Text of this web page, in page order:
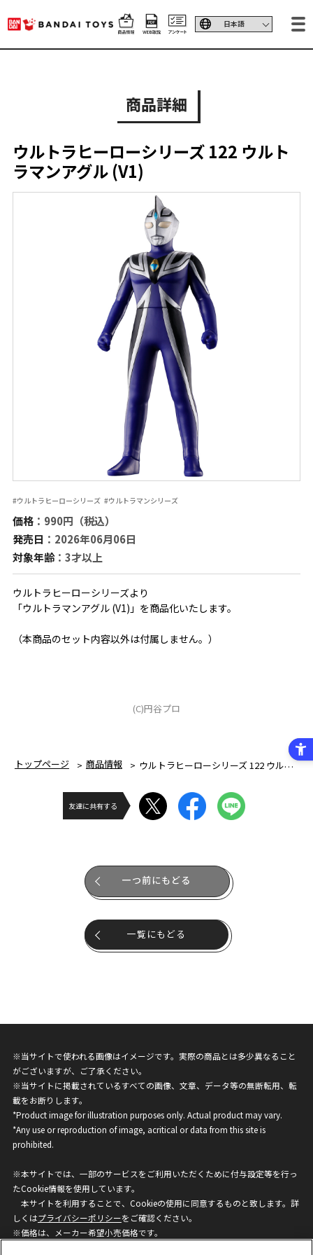
商品詳細
ウルトラヒーローシリーズ 122 ウルト
ラマンアグル (V1)
#ウルトラヒーローシリーズ #ウルトラマンシリーズ
価格：990円（税込）
発売日 ：2026年06月06日
対象年齢：3才以上
ウルトラヒーローシリーズより
「ウルトラマンアグル (V1)」を商品化いたします。
（本商品のセット内容以外は付属しません。）
(C)円谷プロ
トップページ 商品情報 ウルトラヒーローシリーズ 122 ウルトラマンアグル (V1)
友達に共有する
一つ前にもどる
一覧にもどる
※当サイトで使われる画像はイメージです。実際の商品とは多少異なること
がございますが、ご了承ください。
※当サイトに掲載されているすべての画像、文章、データ等の無断転用、転
載をお断りします。
*Product image for illustration purposes only. Actual product may vary.
*Any use or reproduction of image, acritical or data from this site is
prohibited.
※本サイトでは、一部のサービスをご利用いただくために付与設定等を行っ
たCookie情報を使用しています。
本サイトを利用することで、Cookieの使用に同意するものと致します。詳
しくはプライバシーポリシーをご確認ください。
※価格は、メーカー希望小売価格です。